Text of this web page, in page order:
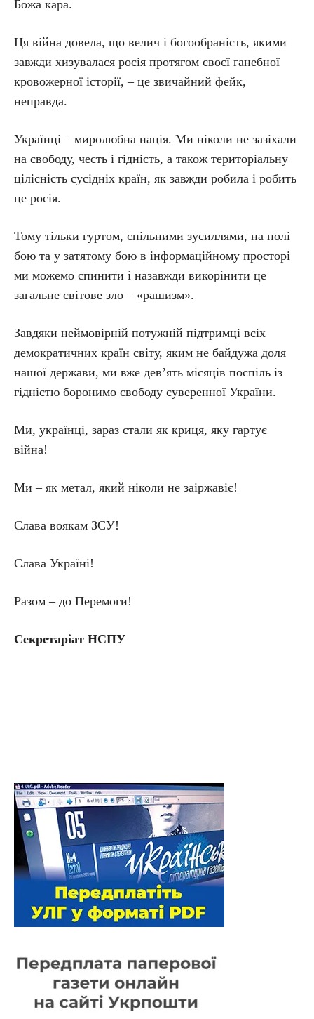
Божа кара.
Ця війна довела, що велич і богообраність, якими
завжди хизувалася росія протягом своєї ганебної
кровожерної історії, – це звичайний фейк,
неправда.
Українці – миролюбна нація. Ми ніколи не зазіхали
на свободу, честь і гідність, а також територіальну
цілісність сусідніх країн, як завжди робила і робить
це росія.
Тому тільки гуртом, спільними зусиллями, на полі
бою та у затятому бою в інформаційному просторі
ми можемо спинити і назавжди викорінити це
загальне світове зло – «рашизм».
Завдяки неймовірній потужній підтримці всіх
демократичних країн світу, яким не байдужа доля
нашої держави, ми вже дев’ять місяців поспіль із
гідністю боронимо свободу суверенної України.
Ми, українці, зараз стали як криця, яку гартує
війна!
Ми – як метал, який ніколи не заіржавіє!
Слава воякам ЗСУ!
Слава Україні!
Разом – до Перемоги!
Секретаріат НСПУ